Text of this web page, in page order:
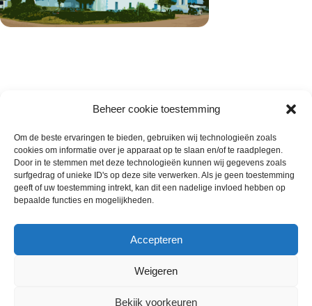
Beheer cookie toestemming
Om de beste ervaringen te bieden, gebruiken wij technologieën zoals
cookies om informatie over je apparaat op te slaan en/of te raadplegen.
Door in te stemmen met deze technologieën kunnen wij gegevens zoals
surfgedrag of unieke ID's op deze site verwerken. Als je geen toestemming
geeft of uw toestemming intrekt, kan dit een nadelige invloed hebben op
bepaalde functies en mogelijkheden.
Accepteren
Weigeren
Bekijk voorkeuren
Wie zijn wij
Contact met onze inkoop
Klantenservice
Annuleer & Retourbeleid
Horeca-Groothandel